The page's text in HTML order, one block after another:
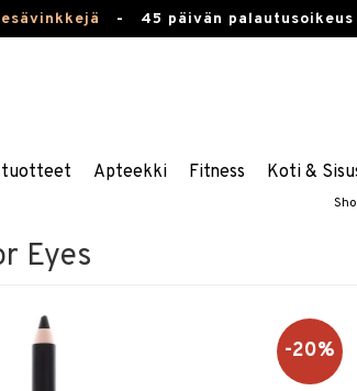
- 45 päivän
Apteekki Fitness Koti &
Eyes
-20%